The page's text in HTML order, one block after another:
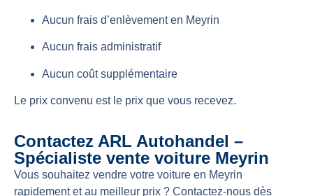
Aucun frais d’enlèvement en Meyrin
Aucun frais administratif
Aucun coût supplémentaire
Le prix convenu est le prix que vous recevez.
Contactez ARL Autohandel –
Spécialiste vente voiture Meyrin
Vous souhaitez vendre votre voiture en Meyrin
rapidement et au meilleur prix ? Contactez-nous dès